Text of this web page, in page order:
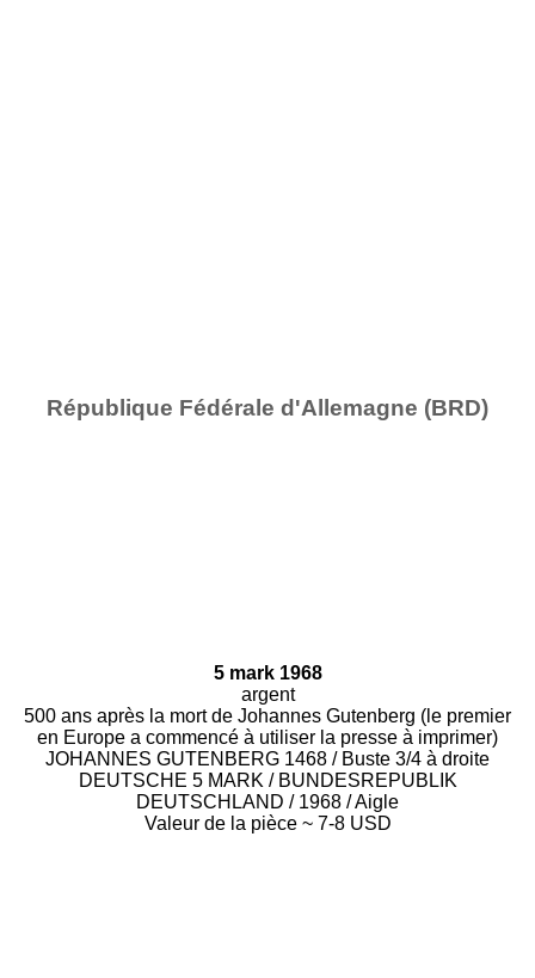
République Fédérale d'Allemagne (BRD)
5 mark 1968
argent
500 ans après la mort de Johannes Gutenberg (le premier
en Europe a commencé à utiliser la presse à imprimer)
JOHANNES GUTENBERG 1468 / Buste 3/4 à droite
DEUTSCHE 5 MARK / BUNDESREPUBLIK
DEUTSCHLAND / 1968 / Aigle
Valeur de la pièce ~ 7-8 USD